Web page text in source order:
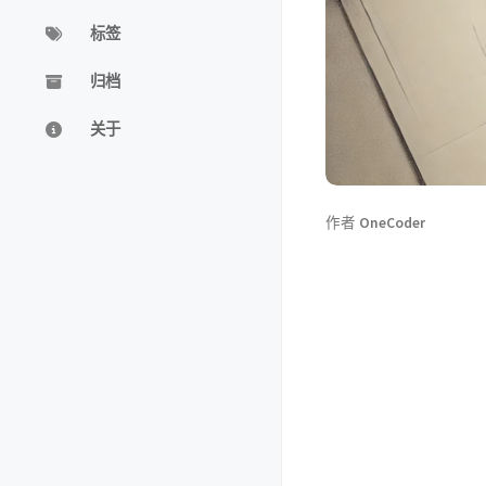
标签
归档
关于
作者 OneCoder